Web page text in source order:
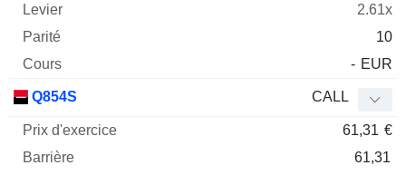
2.61x
10
- EUR
Q854S CALL
61,31 €
61,31